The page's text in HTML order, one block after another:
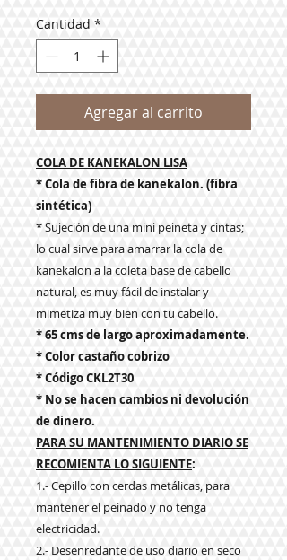
Cantidad *
Agregar al carrito
COLA DE KANEKALON LISA
* Cola de fibra de kanekalon. (fibra
sintética)
* Sujeción de una mini peineta y cintas;
lo cual sirve para amarrar la cola de
kanekalon a la coleta base de cabello
natural, es muy fácil de instalar y
mimetiza muy bien con tu cabello.
* 65 cms de largo aproximadamente.
* Color castaño cobrizo
* Código CKL2T30
* No se hacen cambios ni devolución
de dinero.
PARA SU MANTENIMIENTO DIARIO SE
RECOMIENTA LO SIGUIENTE:
1.- Cepillo con cerdas metálicas, para
mantener el peinado y no tenga
electricidad.
2.- Desenredante de uso diario en seco